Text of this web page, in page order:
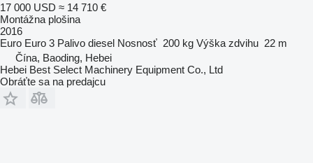
17 000 USD ≈ 14 710 €
Montážna plošina
2016
Euro Euro 3 Palivo diesel Nosnosť 200 kg Výška zdvihu 22 m
Čína, Baoding, Hebei
Hebei Best Select Machinery Equipment Co., Ltd
Obráťte sa na predajcu